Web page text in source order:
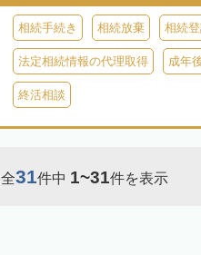
相続手続き 相続放棄 相続
法定相続情報の代理取得 成年
終活相談
全31件中 1~31件を表示